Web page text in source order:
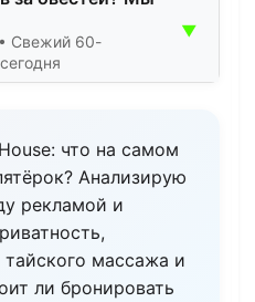
Свежий 60-
▼
что на самом
Анализирую
рекламой и
тайского массажа и
ли бронировать